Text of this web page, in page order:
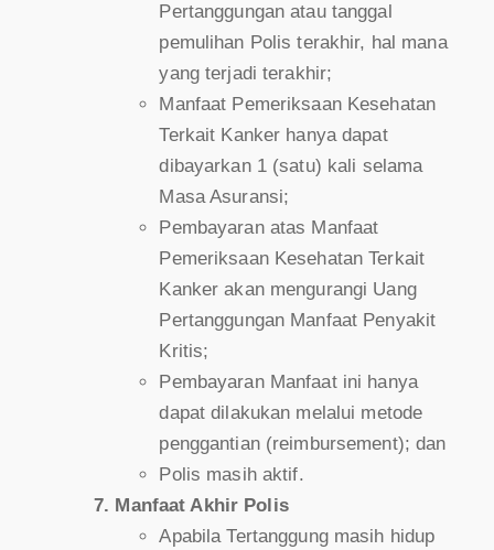
Pertanggungan atau tanggal
pemulihan Polis terakhir, hal mana
yang terjadi terakhir;
Manfaat Pemeriksaan Kesehatan
Terkait Kanker hanya dapat
dibayarkan 1 (satu) kali selama
Masa Asuransi;
Pembayaran atas Manfaat
Pemeriksaan Kesehatan Terkait
Kanker akan mengurangi Uang
Pertanggungan Manfaat Penyakit
Kritis;
Pembayaran Manfaat ini hanya
dapat dilakukan melalui metode
penggantian (reimbursement); dan
Polis masih aktif.
Manfaat Akhir Polis
Apabila Tertanggung masih hidup